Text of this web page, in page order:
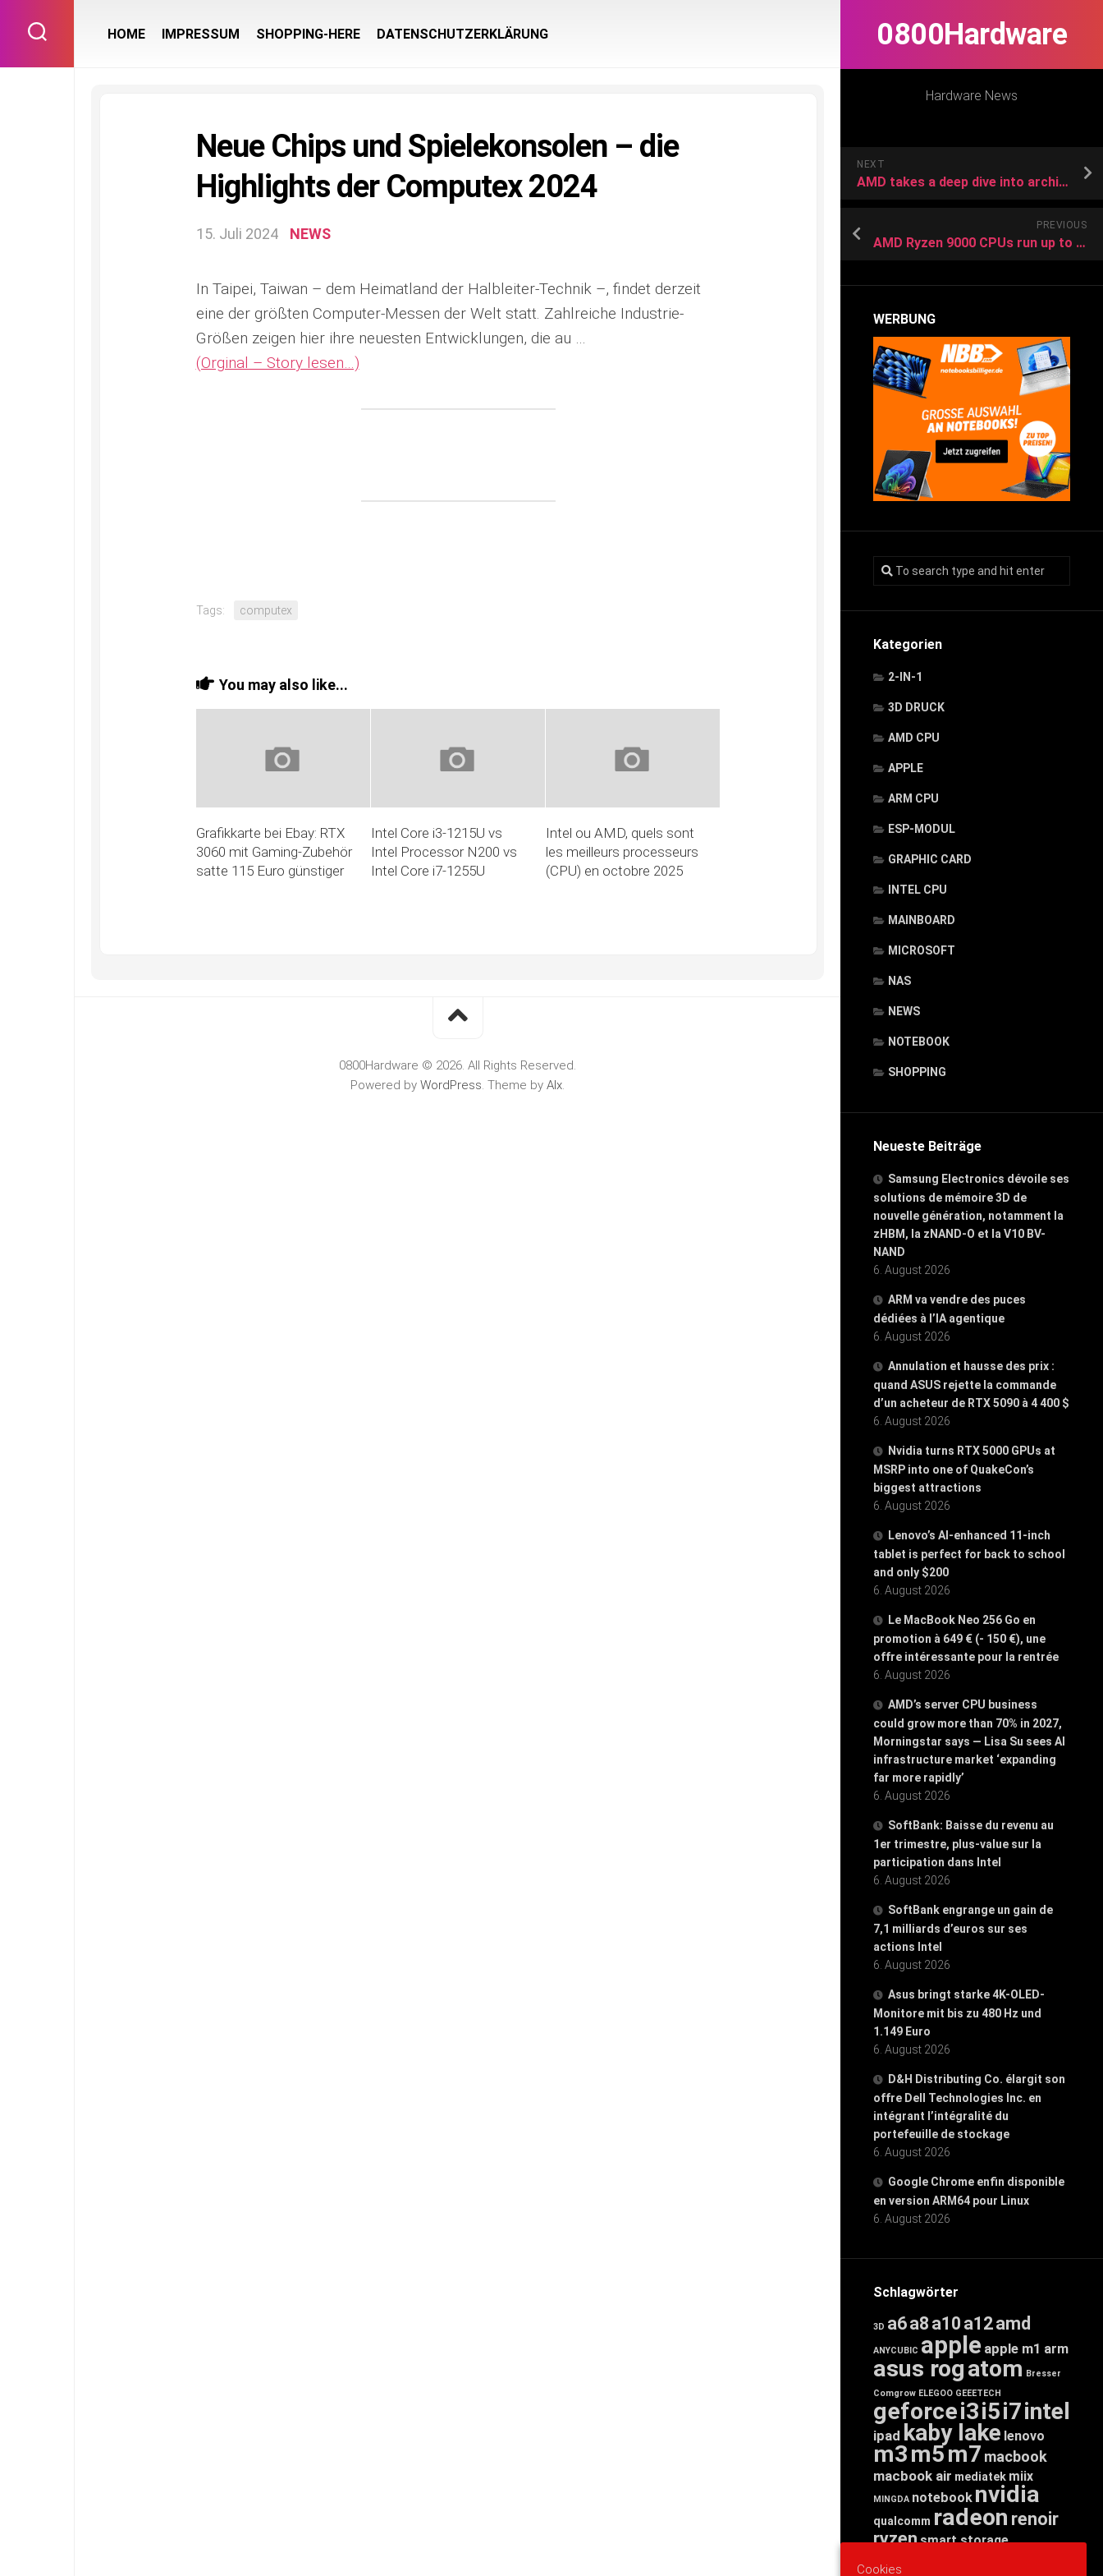
content
0800Hardware
Hardware News
NEXT
AMD takes a deep dive into architecture for the AI PC chips
PREVIOUS
AMD Ryzen 9000 CPUs run up to 7°C cooler than the current generation
WERBUNG
Kategorien
2-IN-1
3D DRUCK
AMD CPU
APPLE
ARM CPU
ESP-MODUL
GRAPHIC CARD
INTEL CPU
MAINBOARD
MICROSOFT
NAS
NEWS
NOTEBOOK
SHOPPING
Neueste Beiträge
Samsung Electronics dévoile ses
solutions de mémoire 3D de
nouvelle génération, notamment la
zHBM, la zNAND-O et la V10 BV-
NAND
6. August 2026
ARM va vendre des puces
dédiées à l’IA agentique
6. August 2026
Annulation et hausse des prix :
quand ASUS rejette la commande
d’un acheteur de RTX 5090 à 4 400 $
6. August 2026
Nvidia turns RTX 5000 GPUs at
MSRP into one of QuakeCon’s
biggest attractions
6. August 2026
Lenovo’s AI-enhanced 11-inch
tablet is perfect for back to school
and only $200
6. August 2026
Le MacBook Neo 256 Go en
promotion à 649 € (- 150 €), une
offre intéressante pour la rentrée
6. August 2026
AMD’s server CPU business
could grow more than 70% in 2027,
Morningstar says — Lisa Su sees AI
infrastructure market ‘expanding
far more rapidly’
6. August 2026
SoftBank: Baisse du revenu au
1er trimestre, plus-value sur la
participation dans Intel
6. August 2026
SoftBank engrange un gain de
7,1 milliards d’euros sur ses
actions Intel
6. August 2026
Asus bringt starke 4K-OLED-
Monitore mit bis zu 480 Hz und
1.149 Euro
6. August 2026
D&H Distributing Co. élargit son
offre Dell Technologies Inc. en
intégrant l’intégralité du
portefeuille de stockage
6. August 2026
Google Chrome enfin disponible
en version ARM64 pour Linux
6. August 2026
Schlagwörter
3D a6a8 a10 a12amd
ANYCUBIC apple apple m1 arm
asus rogatom Bresser
Comgrow ELEGOO GEEETECH
geforcei3i5i7intel
ipad kaby lake lenovo
m3m5m7 macbook
macbook air mediatek miix
MINGDA notebook nvidia
qualcomm radeon renoir
ryzensmart storage
HOME IMPRESSUM SHOPPING-HERE DATENSCHUTZERKLÄRUNG
Neue Chips und Spielekonsolen – die
Highlights der Computex 2024
15. Juli 2024 NEWS
In Taipei, Taiwan – dem Heimatland der Halbleiter-Technik –, findet derzeit
eine der größten Computer-Messen der Welt statt. Zahlreiche Industrie-
Größen zeigen hier ihre neuesten Entwicklungen, die au …
(Orginal – Story lesen…)
Tags: computex
You may also like...
Grafikkarte bei Ebay: RTX
3060 mit Gaming-Zubehör
satte 115 Euro günstiger
Intel Core i3-1215U vs
Intel Processor N200 vs
Intel Core i7-1255U
Intel ou AMD, quels sont
les meilleurs processeurs
(CPU) en octobre 2025
0800Hardware © 2026. All Rights Reserved.
Powered by WordPress. Theme by Alx.
Cookies